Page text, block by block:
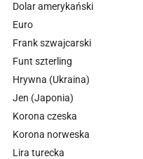
Dolar amerykański
Euro
Frank szwajcarski
Funt szterling
Hrywna (Ukraina)
Jen (Japonia)
Korona czeska
Korona norweska
Lira turecka